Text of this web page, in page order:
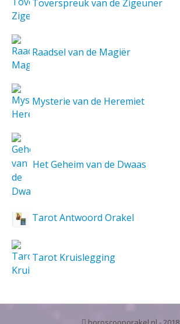
Toverspreuk van de Zigeuner
Raadsel van de Magiër
Mysterie van de Heremiet
Het Geheim van de Dwaas
Tarot Antwoord Orakel
Tarot Kruislegging